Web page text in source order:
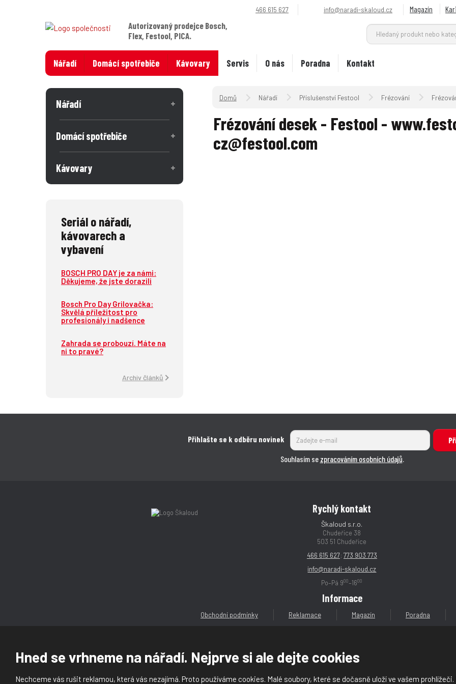
Hned se vrhneme na nářadí. Nejprve si ale dejte cookies
Nechceme vás rušit reklamou, která vás nezajímá. Proto používáme cookies. Malé soubory, které se dočasně uloží ve vašem
466 615 627 info@naradi-skaloud.cz Magazín
Autorizovaný prodejce Bosch,
Flex, Festool, PICA.
Nářadí Domácí spotřebiče Kávovary Servis O nás Poradna Kontakt
Úvodní strana
Nářadí Příslušenství Festool Frézování
Frézování desek - Festool -
cz@festool.com
Nářadí
Domácí spotřebiče
Kávovary
Seriál o nářadí,
kávovarech a
vybavení
BOSCH PRO DAY je za námi:
Děkujeme, že jste dorazili
Bosch Pro Day Grilovačka:
Skvělá příležitost pro
profesionály i nadšence
Zahrada se probouzí. Máte na
ni to pravé?
Archiv článků
Přihlašte se k odběru novinek
Souhlasím se zpracováním osobních údajů
Rychlý kontakt
Škaloud s.r.o.
Chudeřice 38
503 51 Chudeřice
466 615 627; 773 903 773
info@naradi-skaloud.cz
Po–Pá 900–1600
Informace
Obchodní podmínky Reklamace Magazín Poradna
© 2026, Škaloud s.r.o.